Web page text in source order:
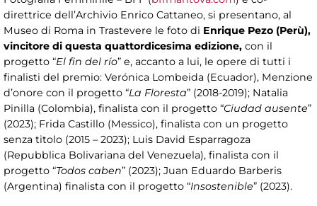
direttrice dell’Archivio Enrico Cattaneo, si presentano, al
Museo di Roma in Trastevere le foto di Enrique Pezo (Perù),
vincitore di questa quattordicesima edizione, con il
progetto “El fin del río” e, accanto a lui, le opere di tutti i
finalisti del premio: Verónica Lombeida (Ecuador), Menzione
d’onore con il progetto “La Floresta” (2018-2019); Natalia
Pinilla (Colombia), finalista con il progetto “Ciudad ausente”
(2023); Frida Castillo (Messico), finalista con un progetto
senza titolo (2015 – 2023); Luis David Esparragoza
(Repubblica Bolivariana del Venezuela), finalista con il
progetto “Todos caben” (2023); Juan Eduardo Barberis
(Argentina) finalista con il progetto “Insostenible” (2023).